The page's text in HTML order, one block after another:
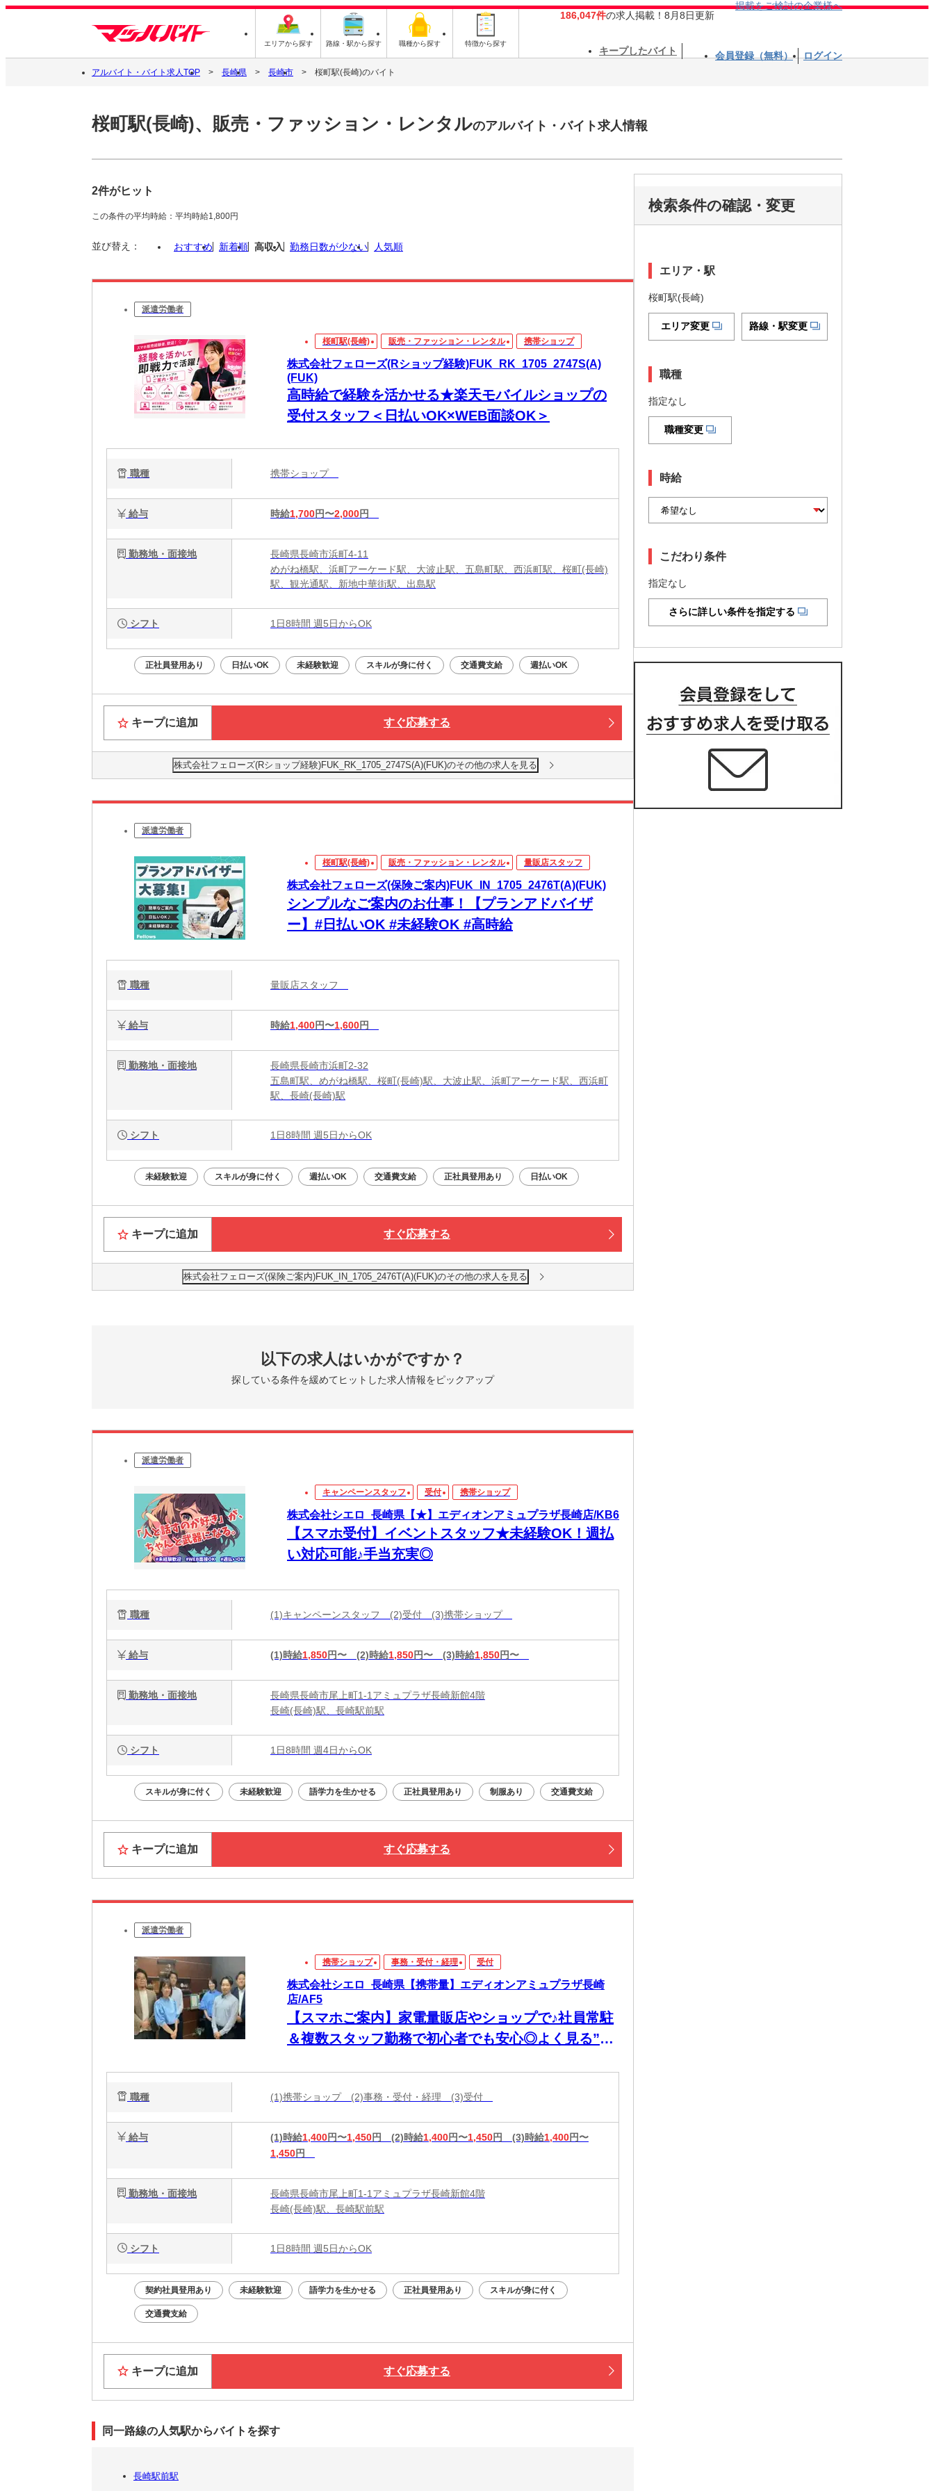
エリアから探す 路線・駅から探す 職種から探す 特徴から探す
186,047件の求人掲載！8月8日更新
掲載をご検討の企業様へ
キープしたバイト 会員登録（無料） ログイン
アルバイト・バイト求人TOP 長崎県 長崎市 桜町駅(長崎)のバイト
桜町駅(長崎)、販売・ファッション・レンタルのアルバイト・バイト求人情報
2件がヒット
この条件の平均時給：平均時給1,800円
並び替え： おすすめ 新着順 高収入 勤務日数が少ない 人気順
派遣労働者
桜町駅(長崎) 販売・ファッション・レンタル 携帯ショップ
株式会社フェローズ(Rショップ経験)FUK_RK_1705_2747S(A)
(FUK)
高時給で経験を活かせる★楽天モバイルショップの
受付スタッフ＜日払いOK×WEB面談OK＞
職種 携帯ショップ
給与 時給1,700円〜2,000円
勤務地・面接地
長崎県長崎市浜町4-11
めがね橋駅、浜町アーケード駅、大波止駅、五島町駅、西浜町駅、桜町(長崎)
駅、観光通駅、新地中華街駅、出島駅
シフト 1日8時間 週5日からOK
正社員登用あり 日払いOK 未経験歓迎 スキルが身に付く 交通費支給 週払いOK
キープに追加 すぐ応募する
株式会社フェローズ(Rショップ経験)FUK_RK_1705_2747S(A)(FUK)のその他の求人を見る
派遣労働者
桜町駅(長崎) 販売・ファッション・レンタル 量販店スタッフ
株式会社フェローズ(保険ご案内)FUK_IN_1705_2476T(A)(FUK)
シンプルなご案内のお仕事！【プランアドバイザ
ー】#日払いOK #未経験OK #高時給
職種 量販店スタッフ
給与 時給1,400円〜1,600円
勤務地・面接地
長崎県長崎市浜町2-32
五島町駅、めがね橋駅、桜町(長崎)駅、大波止駅、浜町アーケード駅、西浜町
駅、長崎(長崎)駅
シフト 1日8時間 週5日からOK
未経験歓迎 スキルが身に付く 週払いOK 交通費支給 正社員登用あり 日払いOK
キープに追加 すぐ応募する
株式会社フェローズ(保険ご案内)FUK_IN_1705_2476T(A)(FUK)のその他の求人を見る
以下の求人はいかがですか？
探している条件を緩めてヒットした求人情報をピックアップ
派遣労働者
キャンペーンスタッフ 受付 携帯ショップ
株式会社シエロ_長崎県【★】エディオンアミュプラザ長崎店/KB6
【スマホ受付】イベントスタッフ★未経験OK！週払
い対応可能♪手当充実◎
職種 (1)キャンペーンスタッフ (2)受付 (3)携帯ショップ
給与 (1)時給1,850円〜 (2)時給1,850円〜 (3)時給1,850円〜
勤務地・面接地
長崎県長崎市尾上町1-1アミュプラザ長崎新館4階
長崎(長崎)駅、長崎駅前駅
シフト 1日8時間 週4日からOK
スキルが身に付く 未経験歓迎 語学力を生かせる 正社員登用あり 制服あり 交通費支給
キープに追加 すぐ応募する
派遣労働者
携帯ショップ 事務・受付・経理 受付
株式会社シエロ_長崎県【携帯量】エディオンアミュプラザ長崎
店/AF5
【スマホご案内】家電量販店やショップで♪社員常駐
＆複数スタッフ勤務で初心者でも安心◎よく見る”あ
職種 (1)携帯ショップ (2)事務・受付・経理 (3)受付
給与 (1)時給1,400円〜1,450円 (2)時給1,400円〜1,450円 (3)時給1,400円〜
1,450円
勤務地・面接地
長崎県長崎市尾上町1-1アミュプラザ長崎新館4階
長崎(長崎)駅、長崎駅前駅
シフト 1日8時間 週5日からOK
契約社員登用あり 未経験歓迎 語学力を生かせる 正社員登用あり スキルが身に付く
交通費支給
キープに追加 すぐ応募する
同一路線の人気駅からバイトを探す
長崎駅前駅
検索条件の確認・変更
エリア・駅
桜町駅(長崎)
エリア変更 路線・駅変更
職種
指定なし
職種変更
時給
こだわり条件
指定なし
さらに詳しい条件を指定する